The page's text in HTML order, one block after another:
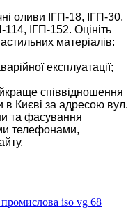
оливи ІГП-18, ІГП-30,
114, ІГП-152. Оцініть
матеріалів:
експлуатації;
співвідношення
в Києві за адресою вул.
та фасування
телефонами,